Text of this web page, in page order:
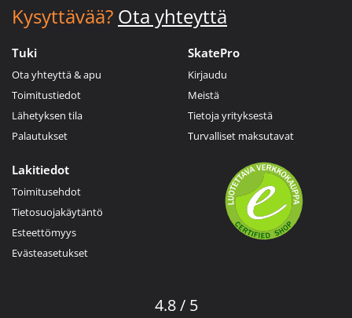
Kysyttävää? Ota yhteyttä
Tuki
Ota yhteyttä & apu
Toimitustiedot
Lähetyksen tila
Palautukset
SkatePro
Kirjaudu
Meistä
Tietoja yrityksestä
Turvalliset maksutavat
Lakitiedot
Toimitusehdot
Tietosuojakäytäntö
Esteettömyys
Evästeasetukset
4.8 / 5